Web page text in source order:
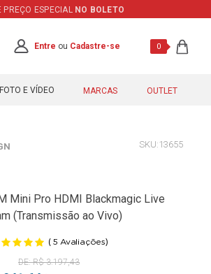
PREÇO ESPECIAL NO BOLETO
Entre ou Cadastre-se 0
E VÍDEO MARCAS OUTLET
13655
Mini Pro HDMI Blackmagic Live
(Transmissão ao Vivo)
( 5 Avaliações)
R$ 3.197,43